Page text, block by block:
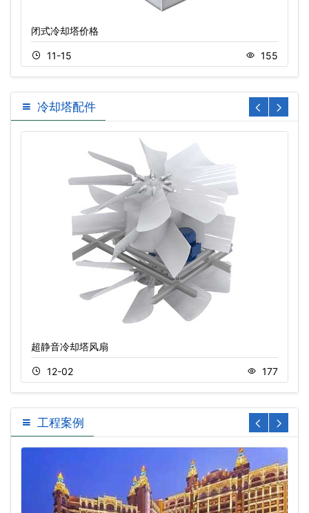
闭式冷却塔价格
11-15 155
冷却塔配件
超静音冷却塔风扇
12-02 177
工程案例